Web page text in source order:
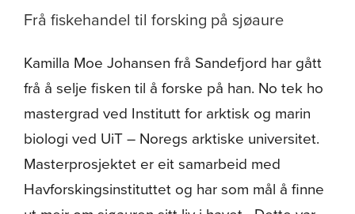
Frå fiskehandel til forsking på sjøaure
Kamilla Moe Johansen frå Sandefjord har gått
frå å selje fisken til å forske på han. No tek ho
mastergrad ved Institutt for arktisk og marin
biologi ved UiT – Noregs arktiske universitet.
Masterprosjektet er eit samarbeid med
Havforskingsinstituttet og har som mål å finne